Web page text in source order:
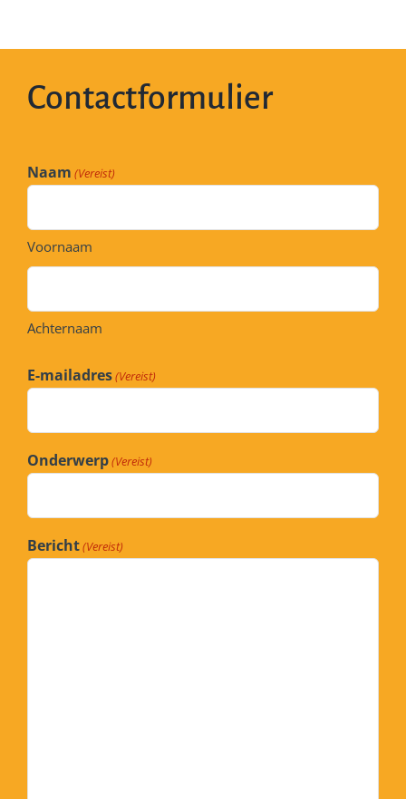
Contactformulier
Naam (Vereist)
Voornaam
Achternaam
E-mailadres(Vereist)
Onderwerp(Vereist)
Bericht(Vereist)